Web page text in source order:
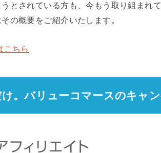
とされている方も、今もう取り組まれて
の概要をご紹介いたします。
こちら
。バリューコマースのキャ